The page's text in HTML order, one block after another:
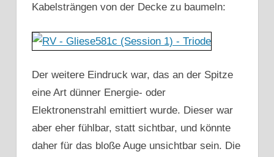
Kabelsträngen von der Decke zu baumeln:
Der weitere Eindruck war, das an der Spitze
eine Art dünner Energie- oder
Elektronenstrahl emittiert wurde. Dieser war
aber eher fühlbar, statt sichtbar, und könnte
daher für das bloße Auge unsichtbar sein. Die